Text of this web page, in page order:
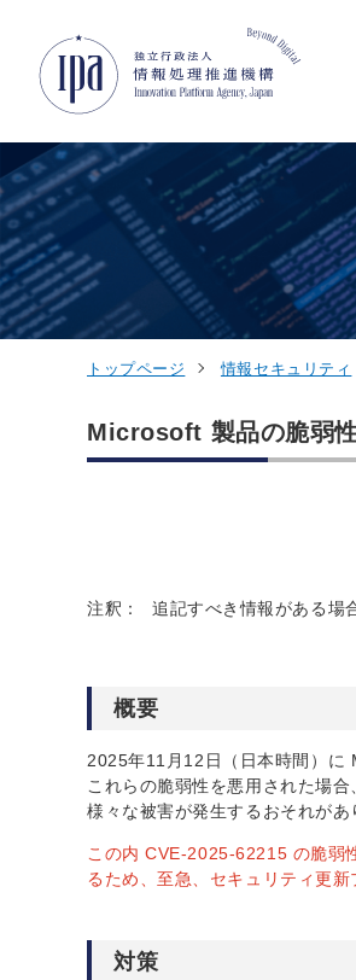
トップページ 情報セキュリティ
Microsoft 製品の脆弱
注釈： 追記すべき情報がある場
概要
2025年11月12日（日本時間）に
これらの脆弱性を悪用された場
様々な被害が発生するおそれがあ
この内 CVE-2025-62215 の脆弱
るため、至急、セキュリティ更新
対策